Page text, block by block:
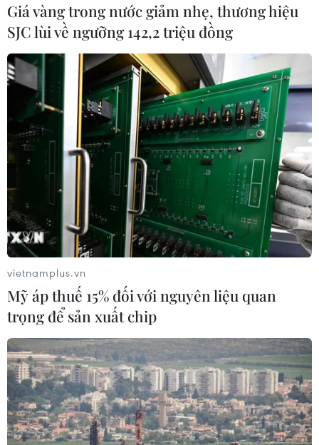
Hôm nay 23/8, Bộ TN-MT chính thức kiểm
tra đột xuất đấu giá đất ở Hà Nội
23/08/2024 01:02
Đoàn kiểm tra của Bộ Tài nguyên và Môi trường sẽ làm
việc với ủy ban nhân dân các huyện Thanh Oai, Hoài
Đức để nghe báo cáo toàn bộ về các cuộc đấu giá đất
vừa qua.
Giá vàng trong nước giảm nhẹ, thương hiệu
SJC lùi về ngưỡng 142,2 triệu đồng
vietnamplus.vn
Mỹ áp thuế 15% đối với nguyên liệu quan
trọng để sản xuất chip